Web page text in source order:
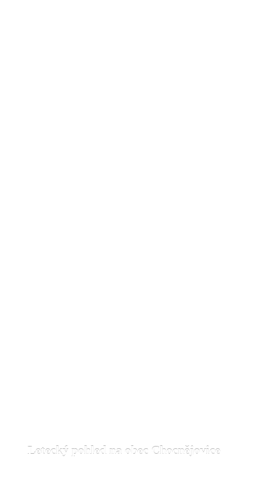
Letecký pohled na obec Chocnějovice